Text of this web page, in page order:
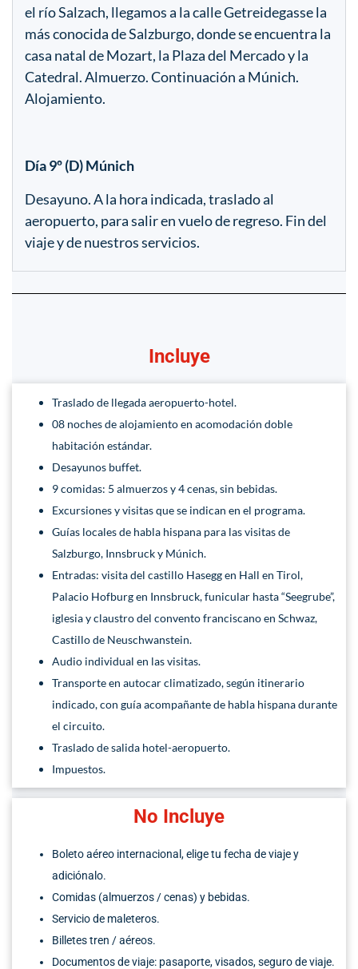
el río Salzach, llegamos a la calle Getreidegasse la
más conocida de Salzburgo, donde se encuentra la
casa natal de Mozart, la Plaza del Mercado y la
Catedral. Almuerzo. Continuación a Múnich.
Alojamiento.
Día 9º (D) Múnich
Desayuno. A la hora indicada, traslado al
aeropuerto, para salir en vuelo de regreso. Fin del
viaje y de nuestros servicios.
Incluye
Traslado de llegada aeropuerto-hotel.
08 noches de alojamiento en acomodación doble
habitación estándar.
Desayunos buffet.
9 comidas: 5 almuerzos y 4 cenas, sin bebidas.
Excursiones y visitas que se indican en el programa.
Guías locales de habla hispana para las visitas de
Salzburgo, Innsbruck y Múnich.
Entradas: visita del castillo Hasegg en Hall en Tirol,
Palacio Hofburg en Innsbruck, funicular hasta “Seegrube”,
iglesia y claustro del convento franciscano en Schwaz,
Castillo de Neuschwanstein.
Audio individual en las visitas.
Transporte en autocar climatizado, según itinerario
indicado, con guía acompañante de habla hispana durante
el circuito.
Traslado de salida hotel-aeropuerto.
Impuestos.
No Incluye
Boleto aéreo internacional, elige tu fecha de viaje y
adiciónalo.
Comidas (almuerzos / cenas) y bebidas.
Servicio de maleteros.
Billetes tren / aéreos.
Documentos de viaje: pasaporte, visados, seguro de viaje.